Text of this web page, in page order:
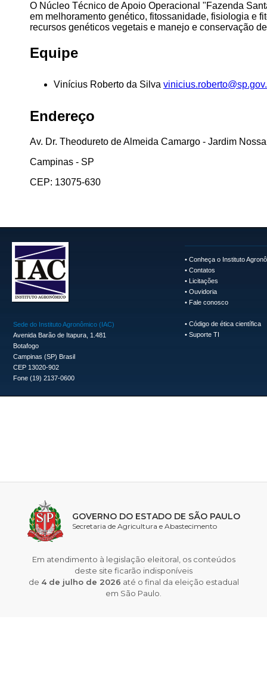
O Núcleo Técnico de Apoio Operacional "Fazenda
em melhoramento genético, fitossanidade, fisiologia e
recursos genéticos vegetais e manejo e conservação
Equipe
Vinícius Roberto da Silva
Endereço
Av. Dr. Theodureto de Almeida Camargo - Jardim
Campinas - SP
CEP: 13075-630
Sede do Instituto Agronômico (IAC)
Avenida Barão de Itapura, 1.481
Botafogo
Campinas (SP) Brasil
CEP 13020-902
Fone (19) 2137-0600
• Conheça o Instituto
• Contatos
• Licitações
• Ouvidoria
• Fale conosco
• Código de ética científica
• Suporte TI